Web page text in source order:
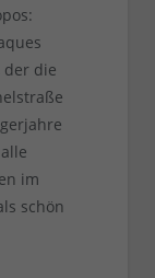
der die
im
schön